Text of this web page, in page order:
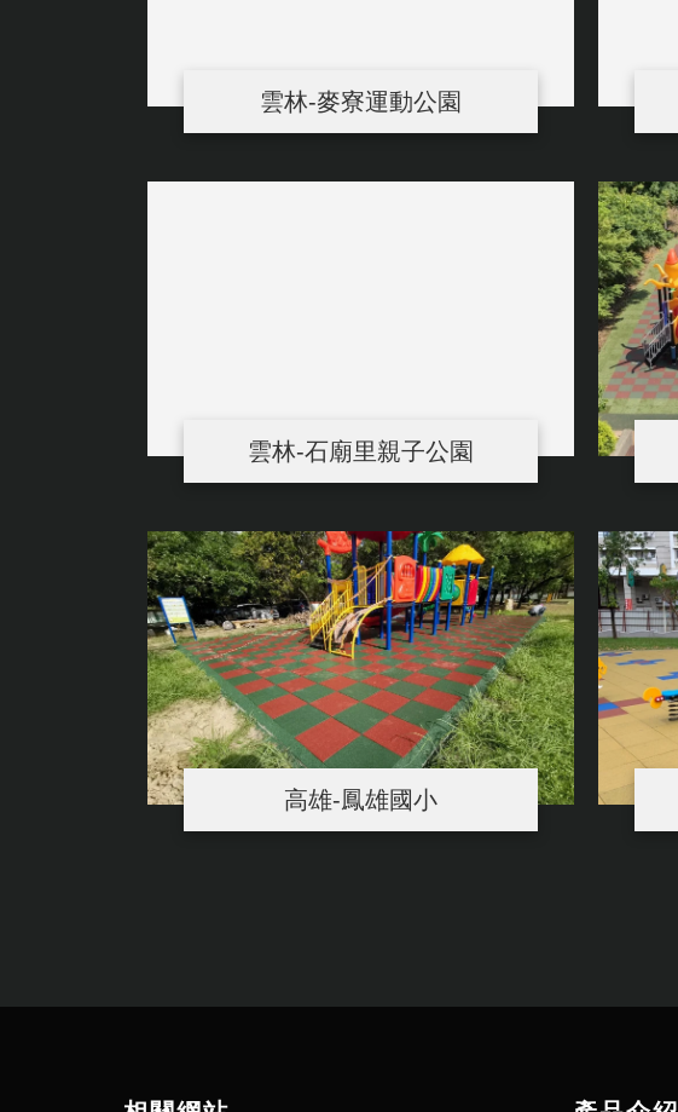
雲林-麥寮運動公園
雲林-石廟里親子公園
高雄-鳳雄國小